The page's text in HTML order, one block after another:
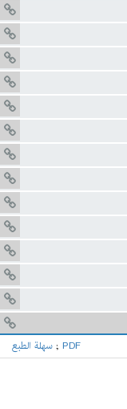
سهلة الطبع ; PDF